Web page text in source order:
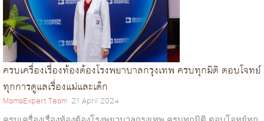
ครบเครื่องเรื่องท้องต้องโรงพยาบาลกรุงเทพ ครบทุกมิติ ตอบโจทย์
ทุกการดูแลเรื่องแม่และเด็ก
MamaExpert Team 21 April 2024